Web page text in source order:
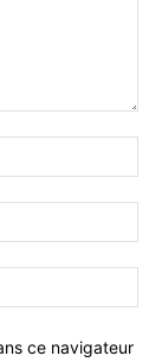
ce navigateur